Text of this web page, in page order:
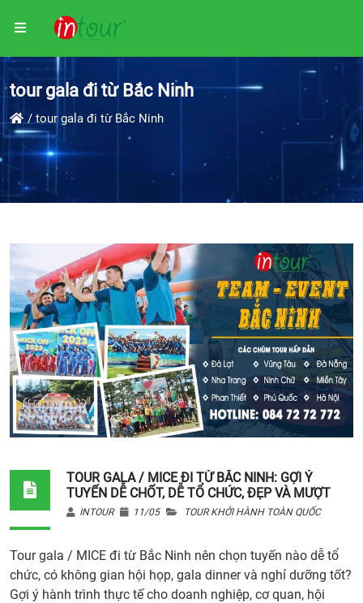
tour gala đi từ Bắc Ninh
tour gala đi từ Bắc Ninh
TOUR GALA / MICE ĐI TỪ BẮC NINH: GỢI Ý
TUYẾN DỄ CHỐT, DỄ TỔ CHỨC, ĐẸP VÀ MƯỢT
INTOUR 11/05 TOUR KHỞI HÀNH TOÀN QUỐC
Tour gala / MICE đi từ Bắc Ninh nên chọn tuyến nào dễ tổ
chức, có không gian hội họp, gala dinner và nghỉ dưỡng tốt?
Gợi ý hành trình thực tế cho doanh nghiệp, cơ quan, hội